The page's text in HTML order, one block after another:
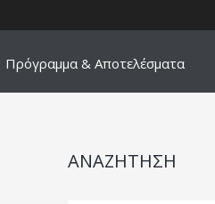
Πρόγραμμα & Αποτελέσματα
ΑΝΑΖΗΤΗΣΗ